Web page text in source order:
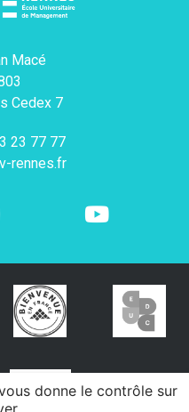
Macé
Cedex 7
23 77 77
rennes.fr
donne le contrôle sur